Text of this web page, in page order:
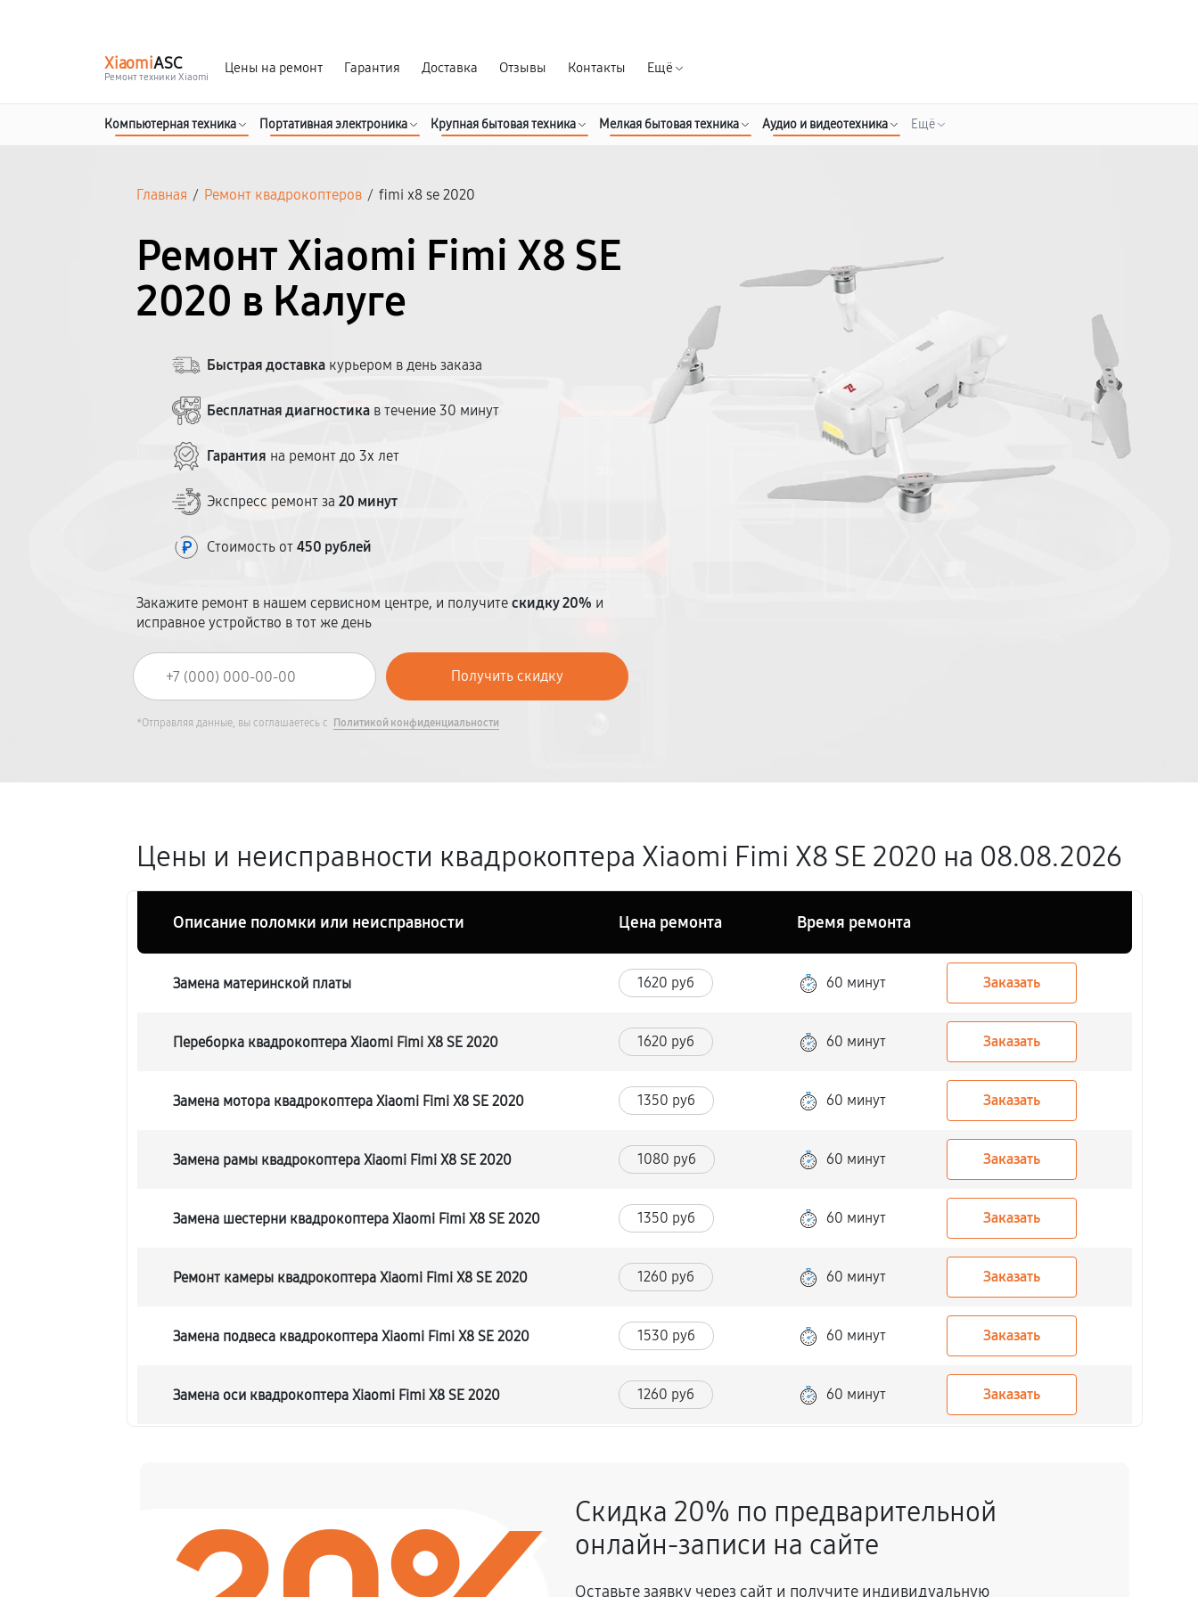
XiaomiASC
Ремонт техники Xiaomi
Цены на ремонт Гарантия Доставка Отзывы Контакты Ещё
Компьютерная техника Портативная электроника Крупная бытовая техника Мелкая бытовая техника Аудио и видеотехника Ещё
Главная / Ремонт квадрокоптеров / fimi x8 se 2020
Ремонт Xiaomi Fimi X8 SE
2020 в Калуге
Быстрая доставка курьером в день заказа
Бесплатная диагностика в течение 30 минут
Гарантия на ремонт до 3х лет
Экспресс ремонт за20 минут
Стоимость от450 рублей
Закажите ремонт в нашем сервисном центре, и получитескидку 20% и
исправное устройство в тот же день
*Отправляя данные, вы соглашаетесь с Политикой конфиденциальности
Цены и неисправности квадрокоптера Xiaomi Fimi X8 SE 2020 на 08.08.2026
Описание поломки или неисправности Цена ремонта Время ремонта
Замена материнской платы 1620 руб 60 минут Заказать
Переборка квадрокоптера Xiaomi Fimi X8 SE 2020 1620 руб 60 минут Заказать
Замена мотора квадрокоптера Xiaomi Fimi X8 SE 2020 1350 руб 60 минут Заказать
Замена рамы квадрокоптера Xiaomi Fimi X8 SE 2020 1080 руб 60 минут Заказать
Замена шестерни квадрокоптера Xiaomi Fimi X8 SE 2020 1350 руб 60 минут Заказать
Ремонт камеры квадрокоптера Xiaomi Fimi X8 SE 2020 1260 руб 60 минут Заказать
Замена подвеса квадрокоптера Xiaomi Fimi X8 SE 2020 1530 руб 60 минут Заказать
Замена оси квадрокоптера Xiaomi Fimi X8 SE 2020 1260 руб 60 минут Заказать
1260 руб 60 минут Заказать
Замена GPS-модуля квадрокоптера Xiaomi Fimi X8 SE 2020
Скидка 20% по предварительной
онлайн-записи на сайте
Оставьте заявку через сайт и получите индивидуальную